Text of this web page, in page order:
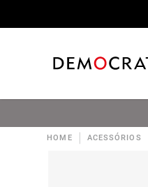
HOME ACESSÓRIOS